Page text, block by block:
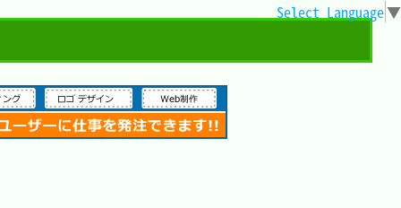
Select Language▼